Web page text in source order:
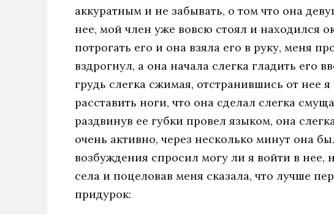
аккуратным и не забывать, о том что она
нее, мой член уже вовсю стоял и находился
потрогать его и она взяла его в руку, меня
вздрогнул, а она начала слегка гладить его
грудь слегка сжимая, отстранившись от нее
расставить ноги, что она сделал слегка
раздвинув ее губки провел языком, она
очень активно, через несколько минут она
возбуждения спросил могу ли я войти в нее,
села и поцеловав меня сказала, что лучше
придурок: